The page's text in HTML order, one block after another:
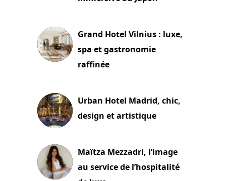
Grand Hotel Vilnius : luxe,
spa et gastronomie
raffinée
Urban Hotel Madrid, chic,
design et artistique
Maïtza Mezzadri, l’image
au service de l’hospitalité